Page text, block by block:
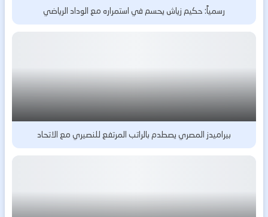
رسمياً: حكيم زياش يحسم في استمراره مع الوداد الرياضي
بيراميدز المصري يصطدم بالراتب المرتفع للنصيري مع الاتحاد